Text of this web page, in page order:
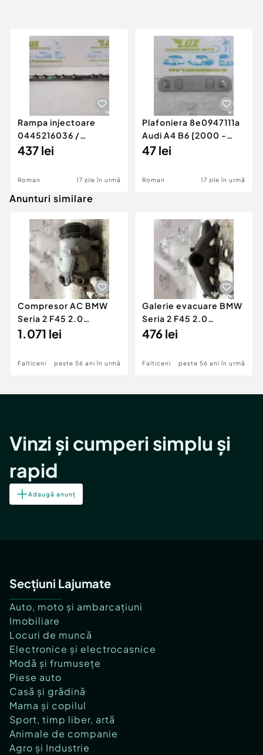
Rampa injectoare
0445216036 /
780542302 3.0 d 313
437 lei
Roman 17 zile în urmă
Plafoniera 8e0947111a
Audi A4 B6 [2000 -
2005]
47 lei
Roman 17 zile în urmă
Anunturi similare
Compresor AC BMW
Seria 2 F45 2.0
Motorina 2016
1.071 lei
Falticeni peste 56 ani în urmă
Galerie evacuare BMW
Seria 2 F45 2.0
Motorina 2016
476 lei
Falticeni peste 56 ani în urmă
Vinzi și cumperi simplu și
rapid
Adaugă anunț
Secțiuni Lajumate
Auto, moto și ambarcațiuni
Imobiliare
Locuri de muncă
Electronice și electrocasnice
Modă și frumusețe
Piese auto
Casă și grădină
Mama și copilul
Sport, timp liber, artă
Animale de companie
Agro și Industrie